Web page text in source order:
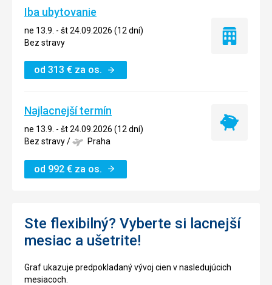
Iba ubytovanie
ne 13.9. - št 24.09.2026 (12 dní)
Bez stravy
od 313 € za os.
Iba
Najlacnejší termín
ne 13.9. - št 24.09.2026 (12 dní)
Bez stravy/ Praha
od 992 € za os.
Najlacnejší
Ste flexibilný? Vyberte si lacnejší
mesiac a ušetrite!
Graf ukazuje predpokladaný vývoj cien v nasledujúcich
mesiacoch.